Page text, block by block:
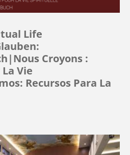
Life
Croyons :
Vie
Recursos Para La